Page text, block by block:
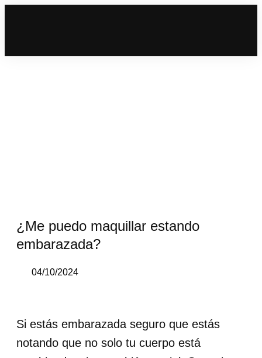
¿Me puedo maquillar estando
embarazada?
04/10/2024
Si estás embarazada seguro que estás
notando que no solo tu cuerpo está